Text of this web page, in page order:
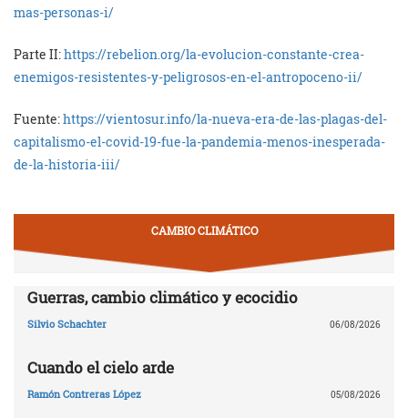
mas-personas-i/
Parte II:https://rebelion.org/la-evolucion-constante-crea-
enemigos-resistentes-y-peligrosos-en-el-antropoceno-ii/
Fuente:https://vientosur.info/la-nueva-era-de-las-plagas-del-
capitalismo-el-covid-19-fue-la-pandemia-menos-inesperada-
de-la-historia-iii/
CAMBIO CLIMÁTICO
Guerras, cambio climático y ecocidio
Silvio Schachter 06/08/2026
Cuando el cielo arde
Ramón Contreras López 05/08/2026